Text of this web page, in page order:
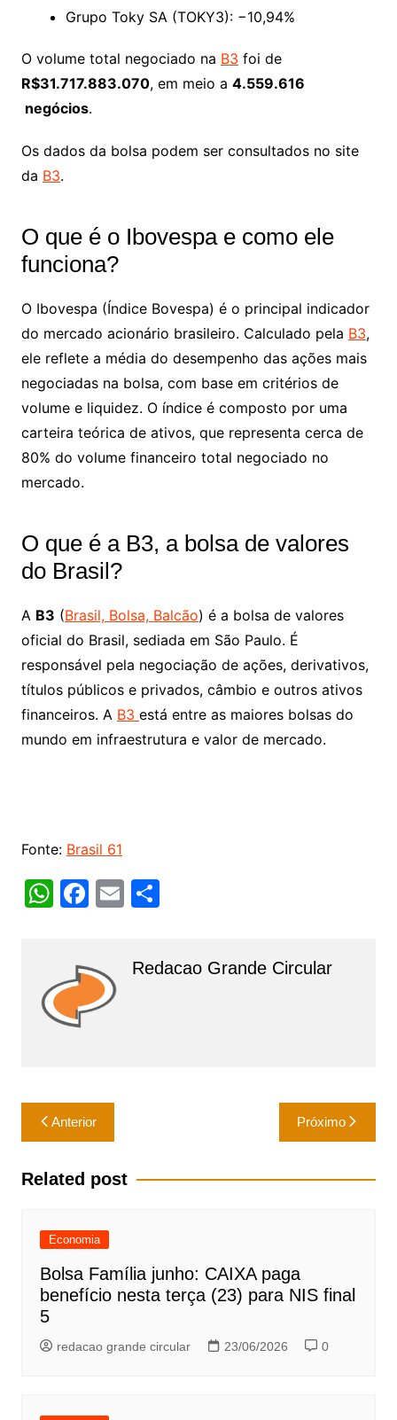
Grupo Toky SA (TOKY3): −10,94%
O volume total negociado na B3 foi de
R$31.717.883.070, em meio a 4.559.616
negócios.
Os dados da bolsa podem ser consultados no site
da B3.
O que é o Ibovespa e como ele
funciona?
O Ibovespa (Índice Bovespa) é o principal indicador
do mercado acionário brasileiro. Calculado pela B3,
ele reflete a média do desempenho das ações mais
negociadas na bolsa, com base em critérios de
volume e liquidez. O índice é composto por uma
carteira teórica de ativos, que representa cerca de
80% do volume financeiro total negociado no
mercado.
O que é a B3, a bolsa de valores
do Brasil?
A B3 (Brasil, Bolsa, Balcão) é a bolsa de valores
oficial do Brasil, sediada em São Paulo. É
responsável pela negociação de ações, derivativos,
títulos públicos e privados, câmbio e outros ativos
financeiros. A B3 está entre as maiores bolsas do
mundo em infraestrutura e valor de mercado.
Fonte: Brasil 61
W
s
A
p
F
e
b
E S
e
Redacao Grande Circular
Navegação
de
Post
Anterior Próximo
Related post
Economia
Bolsa Família junho: CAIXA paga
benefício nesta terça (23) para NIS final
5
redacao grande circular 23/06/2026 0